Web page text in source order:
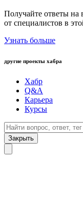
Получайте ответы на
от специалистов в
Узнать больше
другие проекты хабра
Хабр
Q&A
Карьера
Курсы
Закрыть